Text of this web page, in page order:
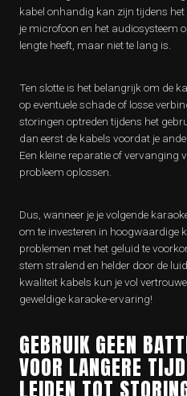
kabel onhandig kan zijn tijdens
je microfoon en het audiosysteem
lengte heeft, maar niet te lang is.
Ten slotte is het belangrijk om de
op eventuele schade of losse
storingen optreden tijdens het
dan eerst de kabels voordat je
Een kleine reparatie of vervanging
probleem oplossen.
Dus, wanneer je je volgende
om te investeren in hoogwaardige
problemen met het geluid te
stem stralend en helder door de
kwaliteit kabels kun je vol
geweldige karaoke-ervaring!
GEBRUIK GEEN
VOOR LANGERE
LEIDEN TOT